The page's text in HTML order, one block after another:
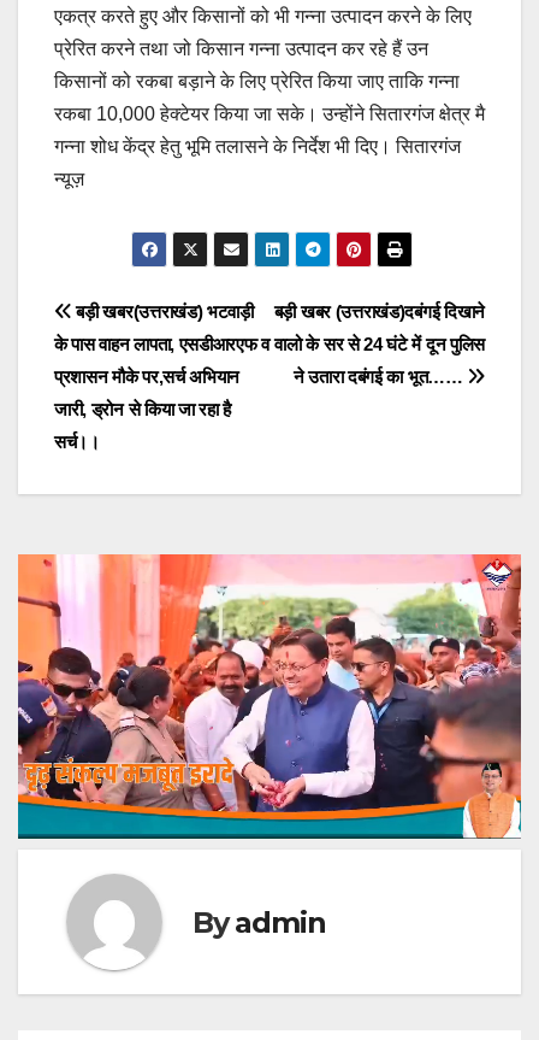
एकत्र करते हुए और किसानों को भी गन्ना उत्पादन करने के लिए
प्रेरित करने तथा जो किसान गन्ना उत्पादन कर रहे हैं उन
किसानों को रकबा बड़ाने के लिए प्रेरित किया जाए ताकि गन्ना
रकबा 10,000 हेक्टेयर किया जा सके। उन्होंने सितारगंज क्षेत्र मै
गन्ना शोध केंद्र हेतु भूमि तलासने के निर्देश भी दिए। सितारगंज
न्यूज़
Post
navigation
बड़ी खबर (उत्तराखंड)दबंगई दिखाने
वालो के सर से 24 घंटे में दून पुलिस
ने उतारा दबंगई का भूत……
बड़ी खबर(उत्तराखंड) भटवाड़ी
के पास वाहन लापता, एसडीआरएफ व
प्रशासन मौके पर,सर्च अभियान
जारी, ड्रोन से किया जा रहा है
सर्च।।
Byadmin